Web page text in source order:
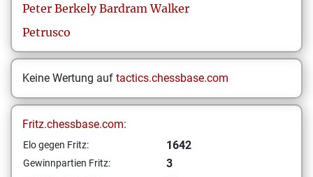
Peter Berkely Bardram Walker
Petrusco
Keine Wertung auf tactics.chessbase.com
Fritz.chessbase.com:
Elo gegen Fritz: 1642
Gewinnpartien Fritz: 3